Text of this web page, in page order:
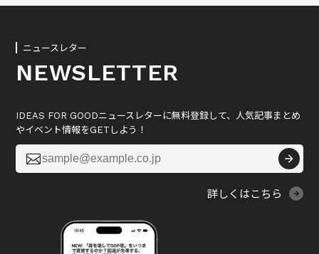
ニュースレター
NEWSLETTER
IDEAS FOR GOODニュースレターに無料登録して、人気記事まとめ
やイベント情報をGETしよう！

詳しくはこちら